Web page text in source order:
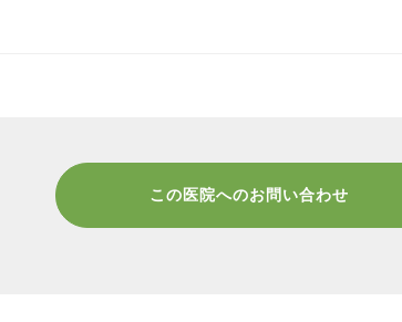
この医院へのお問い合わせ